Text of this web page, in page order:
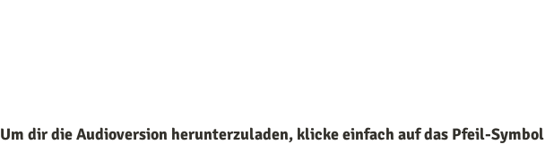
Um dir die Audioversion herunterzuladen, klicke einfach auf das Pfeil-Symbol